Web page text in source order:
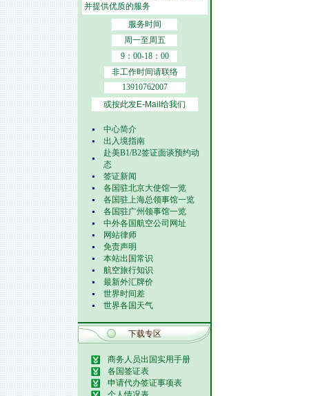
并提供优质的服务
服务时间
周一至周五
9：00-18：00
非工作时间请联络
13910762007
或按此发E-Mail给我们
中心简介
出入境指南
赴美B1/B2签证面谈预约动
态
签证新闻
各国驻北京大使馆一览
各国驻上海总领事馆一览
各国驻广州领事馆一览
中外各国航空公司网址
网站律师
免责声明
本站出国常识
航空旅行知识
最新外汇牌价
世界时间差
世界各国天气
下载专区
商务人员出国实用手册
各国签证表
申请代办签证事项表